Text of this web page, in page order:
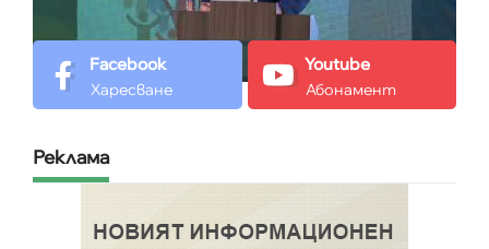
Facebook
Харесване
Youtube
Абонамент
Реклама